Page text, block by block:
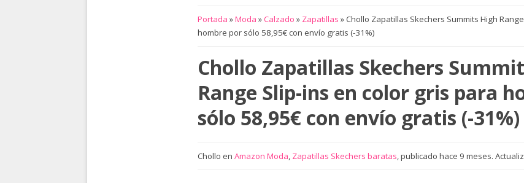
Portada »Moda »Calzado » Zapatillas » Chollo Zapatillas Skechers Summits High
hombre por sólo 58,95€ con envío gratis (-31%)
Chollo Zapatillas Skechers
Range Slip-ins en color gris para
sólo 58,95€ con envío gratis (-31%)
Chollo en Amazon Moda, Zapatillas Skechers baratas, publicado hace 9 meses.